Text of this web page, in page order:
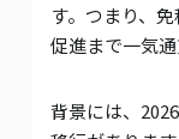
す。つまり、
促進まで一気通
背景には、